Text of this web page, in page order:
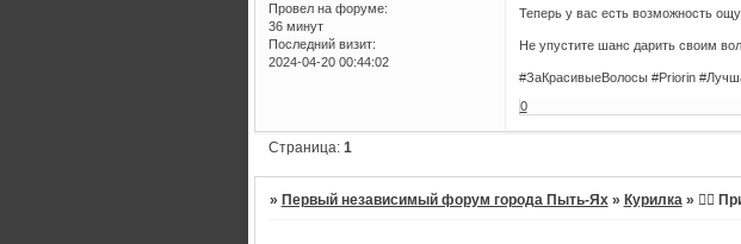
Провел на форуме:
36 минут
Последний визит:
2024-04-20 00:44:02
Теперь у вас есть возможность
Не упустите шанс дарить своим
#ЗаКрасивыеВолосы #Priorin
0
Страница: 1
» Первый независимый форум города Пыть-Ях » Курилка » 💁‍♀️